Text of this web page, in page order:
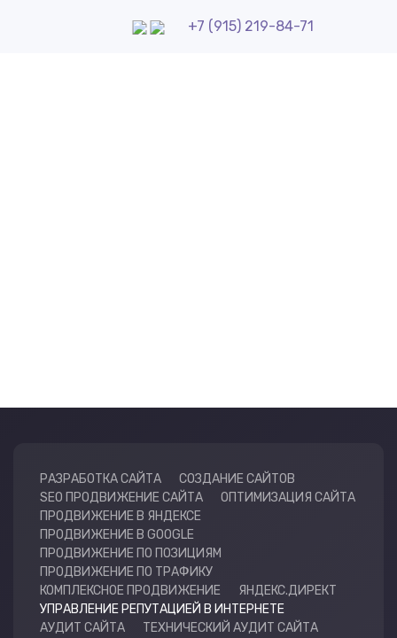
+7 (915) 219-84-71
РАЗРАБОТКА САЙТА
СОЗДАНИЕ САЙТОВ
SEO ПРОДВИЖЕНИЕ САЙТА
ОПТИМИЗАЦИЯ САЙТА
ПРОДВИЖЕНИЕ В ЯНДЕКСЕ
ПРОДВИЖЕНИЕ В GOOGLE
ПРОДВИЖЕНИЕ ПО ПОЗИЦИЯМ
ПРОДВИЖЕНИЕ ПО ТРАФИКУ
КОМПЛЕКСНОЕ ПРОДВИЖЕНИЕ
ЯНДЕКС.ДИРЕКТ
УПРАВЛЕНИЕ РЕПУТАЦИЕЙ В ИНТЕРНЕТЕ
АУДИТ САЙТА
ТЕХНИЧЕСКИЙ АУДИТ САЙТА